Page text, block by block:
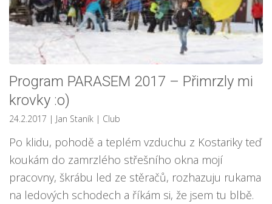
Program PARASEM 2017 – Přimrzly mi
krovky :o)
24.2.2017 | Jan Staník | Club
Po klidu, pohodě a teplém vzduchu z Kostariky teď
koukám do zamrzlého střešního okna mojí
pracovny, škrábu led ze stěračů, rozhazuju rukama
na ledových schodech a říkám si, že jsem tu blbě.